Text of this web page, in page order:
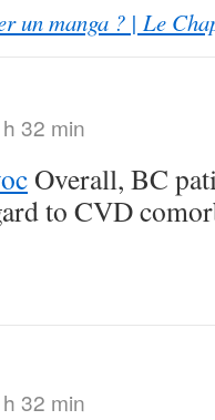
un manga ? | Le
32 min
Overall, BC
to CVD
32 min